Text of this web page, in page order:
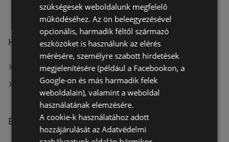
Sopron-Fertődi
Hasonló kiskereskedők
A(z) KiK TEXTIL ÉS NON-FOOD KFT. (HU) ajánlatai
A(z) TEDi Distribution SAS ajánlatai
Érdeklődésre számot tartó elemek itt:
szükségesek weboldalunk megfelelő
működéséhez. Az ön beleegyezésével
opcionális, harmadik féltől származó
eszközöket is használunk az elérés
mérésére, személyre szabott hirdetések
megjelenítésére (például a Facebookon, a
Google-on és más harmadik felek
weboldalain), valamint a weboldal
használatának elemzésére.
A cookie-k használatához adott
hozzájárulását az Adatvédelmi